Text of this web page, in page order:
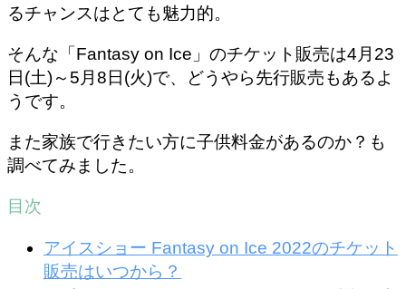
るチャンスはとても魅力的。
そんな「Fantasy on Ice」のチケット販売は4月23
日(土)～5月8日(火)で、どうやら先行販売もあるよ
うです。
また家族で行きたい方に子供料金があるのか？も
調べてみました。
目次
アイスショー Fantasy on Ice 2022のチケット
販売はいつから？